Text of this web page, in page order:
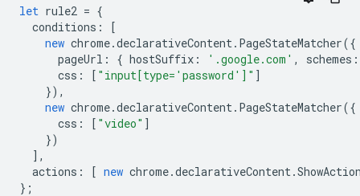
let rule2 = {
conditions :
[
new chrome.declarativeContent. PageStateMatcher({
pageUrl : { hostSuffix : '.google.com' , schemes :
css : [ "input[type='password']" ]
}),
new chrome.declarativeContent. PageStateMatcher({
css : [ "video" ]
})
],
actions : [ new chrome.declarativeContent.
};